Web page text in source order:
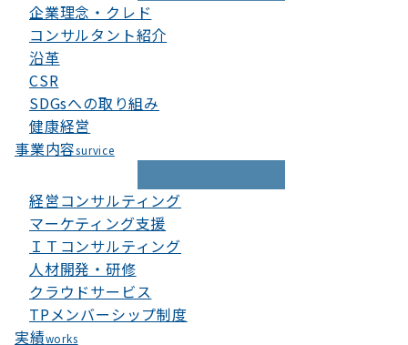
企業理念・クレド
コンサルタント紹介
沿革
CSR
SDGsへの取り組み
健康経営
事業内容survice
経営コンサルティング
マーケティング支援
ＩＴコンサルティング
人材開発・研修
クラウドサービス
TPメンバーシップ制度
実績works